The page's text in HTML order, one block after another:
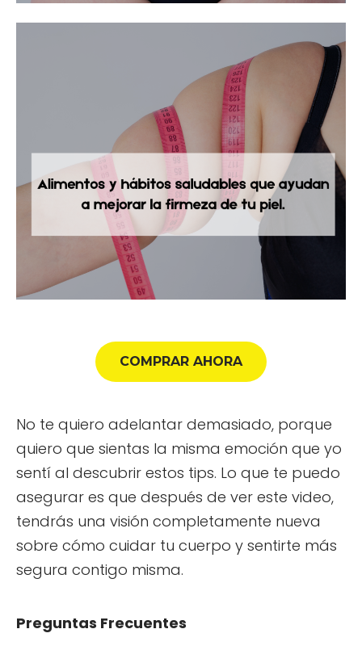
COMPRAR AHORA
No te quiero adelantar demasiado, porque
quiero que sientas la misma emoción que yo
sentí al descubrir estos tips. Lo que te puedo
asegurar es que después de ver este video,
tendrás una visión completamente nueva
sobre cómo cuidar tu cuerpo y sentirte más
segura contigo misma.
Preguntas Frecuentes